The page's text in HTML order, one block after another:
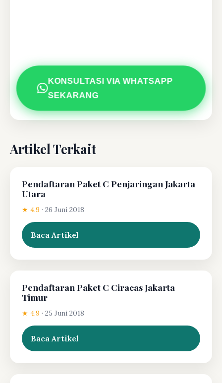
KONSULTASI VIA WHATSAPP
SEKARANG
Artikel Terkait
Pendaftaran Paket C Penjaringan Jakarta
Utara
★ 4.9 · 26 Juni 2018
Baca Artikel
Pendaftaran Paket C Ciracas Jakarta
Timur
★ 4.9 · 25 Juni 2018
Baca Artikel